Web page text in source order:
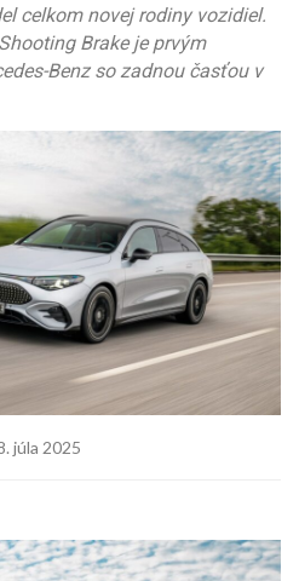
celkom novej rodiny vozidiel.
Brake je prvým
Benz so zadnou časťou v
júla 2025